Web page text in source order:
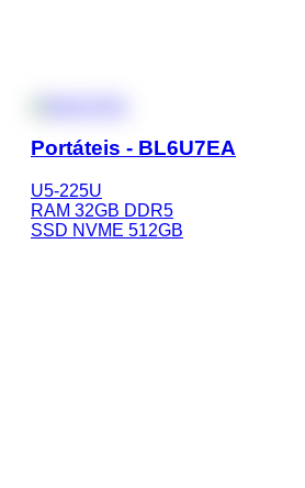
Portáteis - BL6U7EA
U5-225U
RAM 32GB DDR5
SSD NVME 512GB